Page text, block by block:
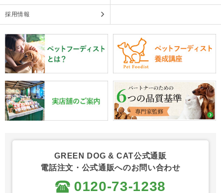
採用情報
GREEN DOG & CAT公式通販
電話注文・公式通販へのお問い合わせ
0120-73-1238